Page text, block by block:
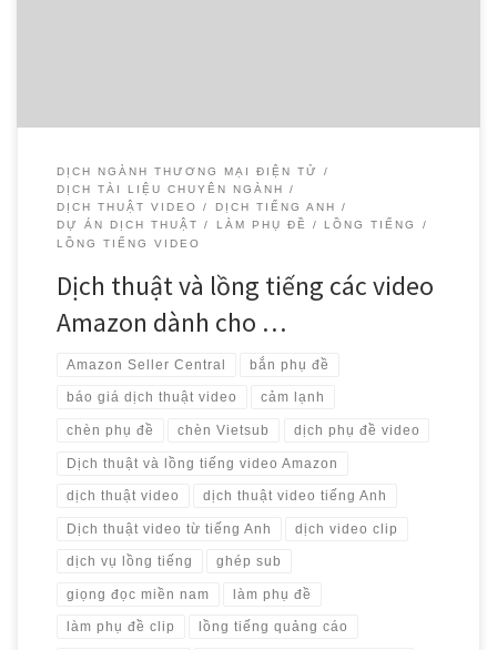
DỊCH NGÀNH THƯƠNG MẠI ĐIỆN TỬ
DỊCH TÀI LIỆU CHUYÊN NGÀNH
DỊCH THUẬT VIDEO
DỊCH TIẾNG ANH
DỰ ÁN DỊCH THUẬT
LÀM PHỤ ĐỀ
LỒNG TIẾNG
LỒNG TIẾNG VIDEO
Dịch thuật và lồng tiếng các video
Amazon dành cho …
Amazon Seller Central bắn phụ đề
báo giá dịch thuật video cảm lạnh
chèn phụ đề chèn Vietsub dịch phụ đề video
Dịch thuật và lồng tiếng video Amazon
dịch thuật video dịch thuật video tiếng Anh
Dịch thuật video từ tiếng Anh dịch video clip
dịch vụ lồng tiếng ghép sub
giọng đọc miền nam làm phụ đề
làm phụ đề clip lồng tiếng quảng cáo